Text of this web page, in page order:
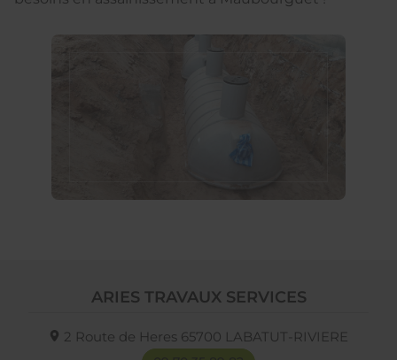
ARIES TRAVAUX SERVICES
2 Route de Heres 65700 LABATUT-RIVIERE